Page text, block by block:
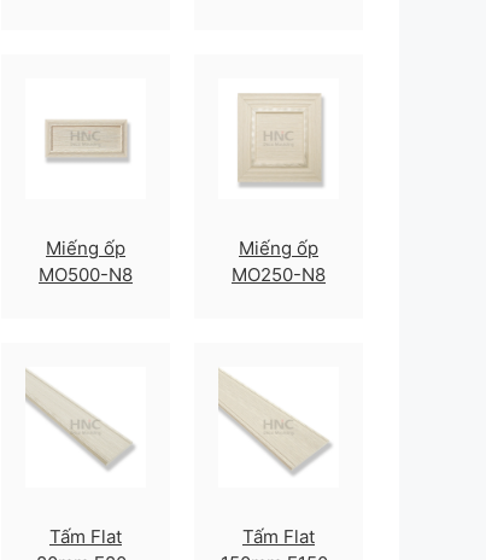
Miếng ốp
MO500-N8
Miếng ốp
MO250-N8
Tấm Flat
Tấm Flat